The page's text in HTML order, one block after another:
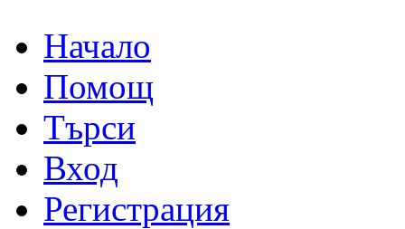
Начало
Помощ
Търси
Вход
Регистрация